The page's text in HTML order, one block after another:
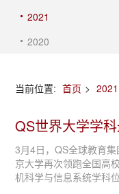
2021
2020
当前位置: 首页 > 2021
QS​世界大学学
学与信息系统...
3月4日，QS全球教育
京大学再次领跑全国高
机科学与信息系统学科